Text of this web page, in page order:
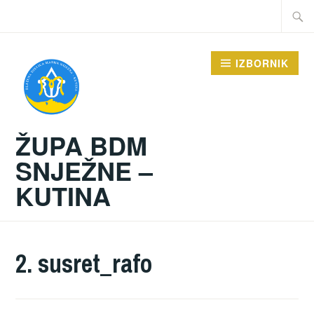
Traži:
ŽUPA BDM
SNJEŽNE –
KUTINA
IZBORNIK
2. susret_rafo